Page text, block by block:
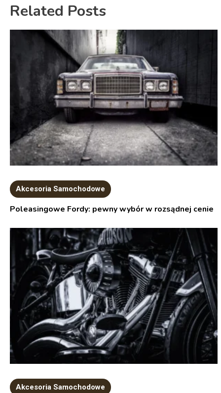
Related Posts
Akcesoria Samochodowe
Poleasingowe Fordy: pewny wybór w rozsądnej cenie
Akcesoria Samochodowe